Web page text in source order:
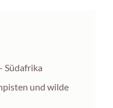
Südafrika
und wilde